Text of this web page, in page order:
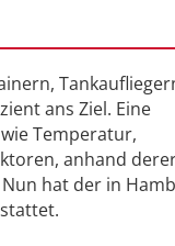
ans Ziel. Eine
Temperatur,
anhand
hat der in